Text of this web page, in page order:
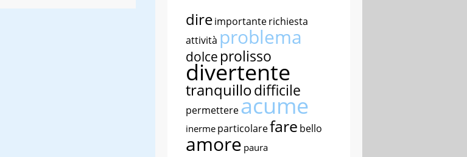
direimportanterichiesta
attività problema
dolce prolisso
divertente
tranquillodifficile
permettereacume
inerme particolarefare bello
amore paura